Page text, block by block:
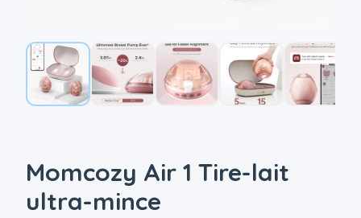
Momcozy Air 1 Tire-lait
ultra-mince